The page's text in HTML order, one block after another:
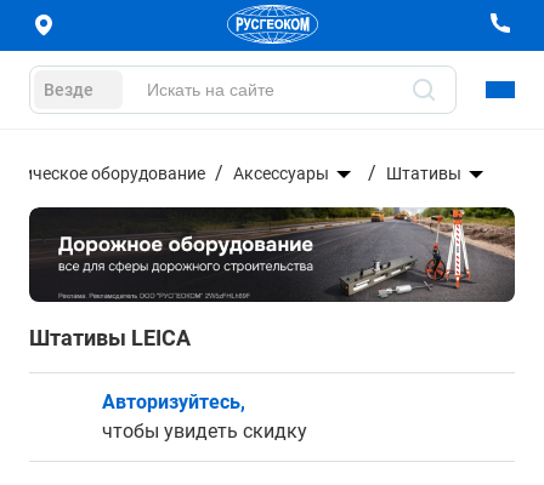
Везде
оборудование Аксессуары Штативы
Штативы LEICA
Авторизуйтесь,
чтобы увидеть скидку